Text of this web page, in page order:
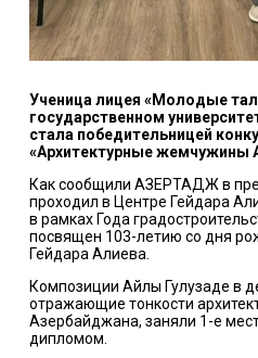
Ученица лицея «Молодые
государственном
стала победительницей
«Архитектурные жемчужины
Как сообщили АЗЕРТАДЖ в
проходил в Центре Гейдара
в рамках Года
посвящен 103-летию со дня
Гейдара Алиева.
Композиции Айлы Гулузаде в
отражающие тонкости
Азербайджана, заняли 1-е
дипломом.